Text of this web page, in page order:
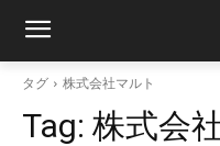
タグ 株式会社マルト
Tag: 株式会